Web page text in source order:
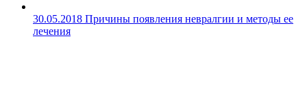
30.05.2018 Причины появления невралгии и методы ее
лечения